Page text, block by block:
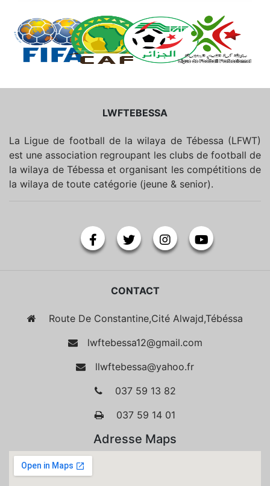
LWFTEBESSA
La Ligue de football de la wilaya de Tébessa (LFWT)
est une association regroupant les clubs de football de
la wilaya de Tébessa et organisant les compétitions de
la wilaya de toute catégorie (jeune & senior).
CONTACT
Route De Constantine,Cité Alwajd,Tébéssa
lwftebessa12@gmail.com
llwftebessa@yahoo.fr
037 59 13 82
037 59 14 01
Adresse Maps